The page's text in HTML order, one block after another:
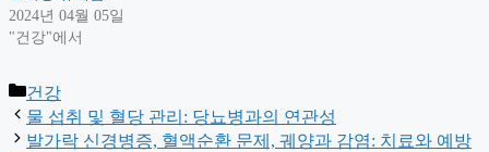
2024년 04월 05일
"건강"에서
Categories
건강
물 섭취 및 혈당 관리: 당뇨병과의 연관성
발가락 신경병증, 혈액순환 문제, 궤양과 감염: 치료와 예방